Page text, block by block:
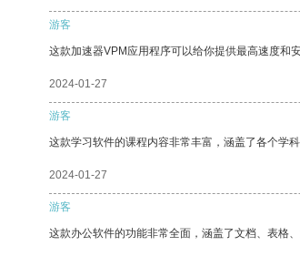
游客
这款加速器VPM应用程序可以给你提供最高速度和
2024-01-27
游客
这款学习软件的课程内容非常丰富，涵盖了各个学
2024-01-27
游客
这款办公软件的功能非常全面，涵盖了文档、表格